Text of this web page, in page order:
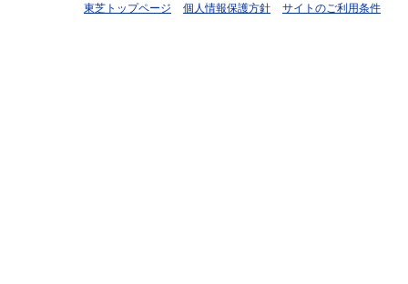
東芝トップページ 個人情報保護方針 サイトのご利用条件